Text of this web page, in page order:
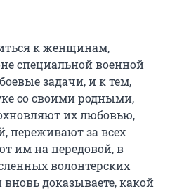
к женщинам,
специальной военной
задачи, и к тем,
со своими родными,
их любовью,
переживают за всех
им на передовой, в
волонтерских
доказываете, какой